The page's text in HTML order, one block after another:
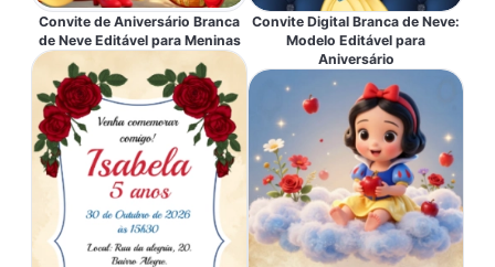
Convite de Aniversário Branca
de Neve Editável para Meninas
Convite Digital Branca de Neve:
Modelo Editável para
Aniversário